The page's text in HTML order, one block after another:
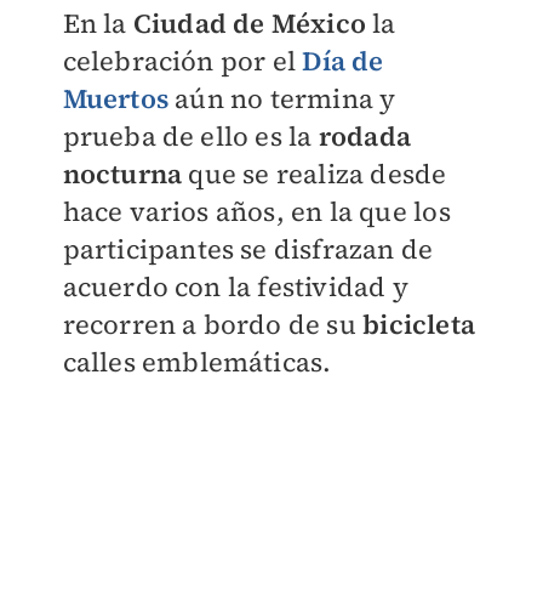
En la Ciudad de México la
celebración por elDía de
Muertosaún no termina y
prueba de ello es la rodada
nocturna que se realiza desde
hace varios años, en la que los
participantes se disfrazan de
acuerdo con la festividad y
recorren a bordo de subicicleta
calles emblemáticas.